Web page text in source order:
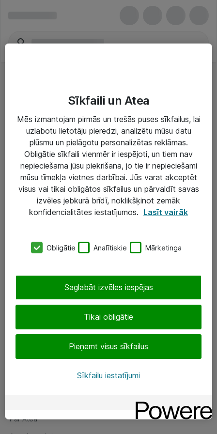
Risinājumi & Pakalpojumi
IT serviss un atbalsts
IT infrastruktūra
Darba vietu IT risinājumi
Serveri un datu centri
SIA „ATEA”
eShop@atea.lv
Sekojiet mums
Par Atea
Par Atea
Sīkfaili un Atea
Mēs izmantojam pirmās un trešās puses sīkfailus, lai
uzlabotu lietotāju pieredzi, analizētu mūsu datu
plūsmu un pielāgotu personalizētas reklāmas.
Obligātie sīkfaili vienmēr ir iespējoti, un tiem nav
nepieciešama jūsu piekrišana, jo tie ir nepieciešami
mūsu tīmekļa vietnes darbībai. Jūs varat akceptēt
visus vai tikai obligātos sīkfailus un pārvaldīt savas
izvēles jebkurā brīdī, noklikšķinot zemāk
konfidencialitātes iestatījumos. Lasīt vairāk
Obligātie Analītiskie Mārketinga
Tikai obligātie
Pieņemt visus sīkfailus
Saglabāt izvēles iespējas
Sīkfailu iestatījumi